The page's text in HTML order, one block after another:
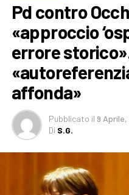
Pd contro
«approccio
errore
affonda»
Pubblicato il 9
Di S.G.